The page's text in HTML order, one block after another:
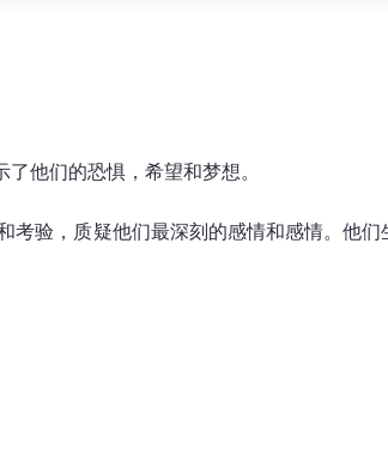
他们的恐惧，希望和梦想。
验，质疑他们最深刻的感情和感情。他